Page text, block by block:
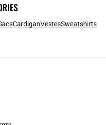
CardiganVestesSweatshirts